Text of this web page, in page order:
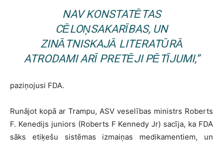
NAV KONSTATĒTAS
CĒLOŅSAKARĪBAS, UN
ZINĀTNISKAJĀ LITERATŪRĀ
ATRODAMI ARĪ PRETĒJI PĒTĪJUMI,”
paziņojusi FDA.
Runājot kopā ar Trampu, ASV veselības ministrs Roberts
F. Kenedijs juniors (Roberts F Kennedy Jr) sacīja, ka FDA
sāks etiķešu sistēmas izmaiņas medikamentiem, un